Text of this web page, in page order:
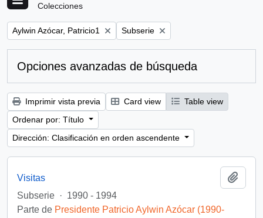
Colecciones
Remove filter:
Aylwin Azócar, Patricio1 Remove filter:
Subserie
Opciones avanzadas de búsqueda
Imprimir vista previa Card view
Table view
Ordenar por: Título
Dirección: Clasificación en orden ascendente
Visitas
Subserie · 1990 - 1994
Parte de Presidente Patricio Aylwin Azócar (1990-